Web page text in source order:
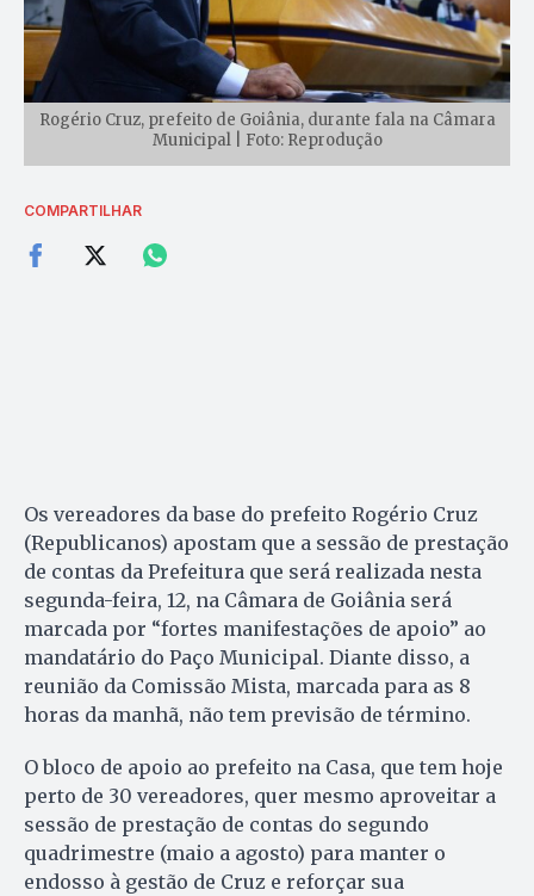
Rogério Cruz, prefeito de Goiânia, durante fala na Câmara
Municipal | Foto: Reprodução
COMPARTILHAR
Os vereadores da base do prefeito Rogério Cruz
(Republicanos) apostam que a sessão de prestação
de contas da Prefeitura que será realizada nesta
segunda-feira, 12, na Câmara de Goiânia será
marcada por “fortes manifestações de apoio” ao
mandatário do Paço Municipal. Diante disso, a
reunião da Comissão Mista, marcada para as 8
horas da manhã, não tem previsão de término.
O bloco de apoio ao prefeito na Casa, que tem hoje
perto de 30 vereadores, quer mesmo aproveitar a
sessão de prestação de contas do segundo
quadrimestre (maio a agosto) para manter o
endosso à gestão de Cruz e reforçar sua